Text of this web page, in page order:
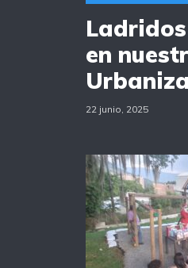
en
22 junio, 2025